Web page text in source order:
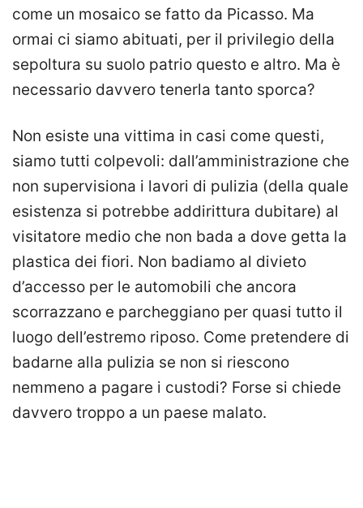
come un mosaico se fatto da Picasso. Ma
ormai ci siamo abituati, per il privilegio della
sepoltura su suolo patrio questo e altro. Ma è
necessario davvero tenerla tanto sporca?
Non esiste una vittima in casi come questi,
siamo tutti colpevoli: dall’amministrazione che
non supervisiona i lavori di pulizia (della quale
esistenza si potrebbe addirittura dubitare) al
visitatore medio che non bada a dove getta la
plastica dei fiori. Non badiamo al divieto
d’accesso per le automobili che ancora
scorrazzano e parcheggiano per quasi tutto il
luogo dell’estremo riposo. Come pretendere di
badarne alla pulizia se non si riescono
nemmeno a pagare i custodi? Forse si chiede
davvero troppo a un paese malato.